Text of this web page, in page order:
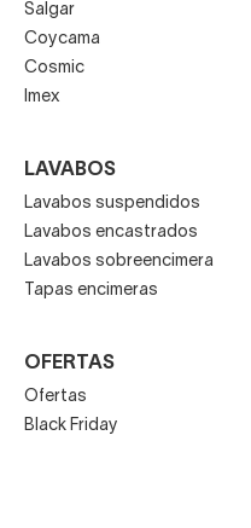
Salgar
Coycama
Cosmic
Imex
LAVABOS
Lavabos suspendidos
Lavabos encastrados
Lavabos sobreencimera
Tapas encimeras
OFERTAS
Ofertas
Black Friday